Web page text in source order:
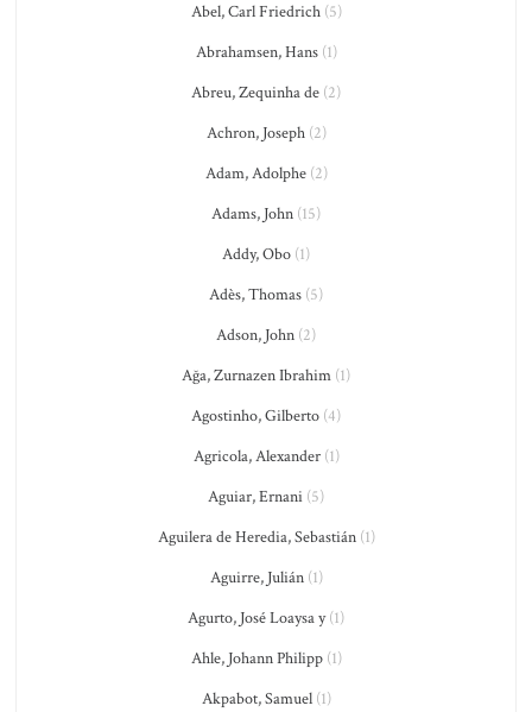
Abel, Carl Friedrich(5)
Abrahamsen, Hans(1)
Abreu, Zequinha de (2)
Achron, Joseph(2)
Adam, Adolphe(2)
Adams, John (15)
Addy, Obo (1)
Adès, Thomas (5)
Adson, John (2)
Ağa, Zurnazen Ibrahim (1)
Agostinho, Gilberto (4)
Agricola, Alexander(1)
Aguiar, Ernani (5)
Aguilera de Heredia, Sebastián(1)
Aguirre, Julián(1)
Agurto, José Loaysa y(1)
Ahle, Johann Philipp(1)
Akpabot, Samuel(1)